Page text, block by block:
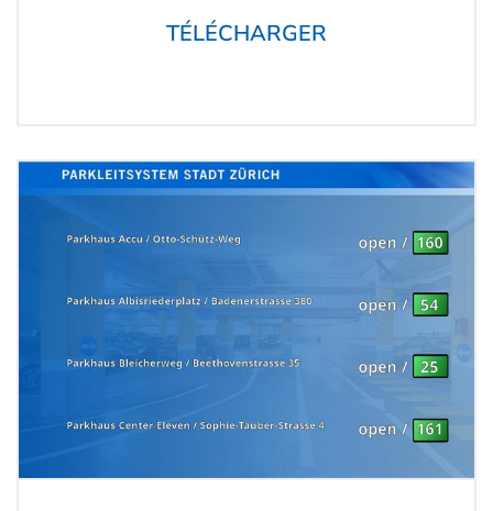
TÉLÉCHARGER